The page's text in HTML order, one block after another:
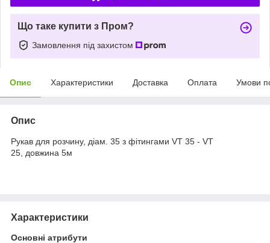
Що таке купити з Пром?
Замовлення під захистом
Опис Характеристики Доставка Оплата Умови
Опис
Рукав для розчину, діам. 35 з фітингами VT 35 - VT
25, довжина 5м
Характеристики
Основні атрибути